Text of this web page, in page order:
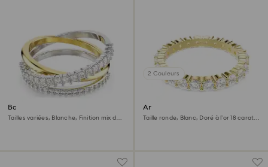
Bague Hyperbola
Tailles variées, Blanche, Finition mix de
2 Couleurs
Anneau Matrix Vittore
Taille ronde, Blanc, Doré à l’or 18 carats